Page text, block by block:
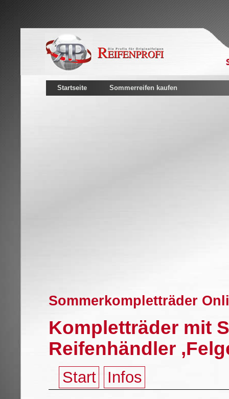
Startseite Sommerreifen kaufen
Sommerkompletträder
Kompletträder mit
Reifenhändler
Start Infos